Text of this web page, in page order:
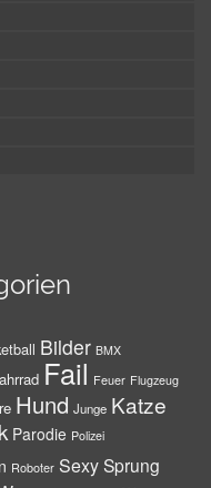
Bilder BMX
Fail Feuer Flugzeug
Hund Junge Katze
Parodie Polizei
Roboter SexySprung